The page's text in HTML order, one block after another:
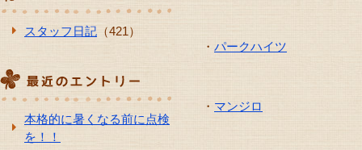
スタッフ日記 （421）
本格的に暑くなる前に点検
を！！
・ パークハイツ
・ マンジロ